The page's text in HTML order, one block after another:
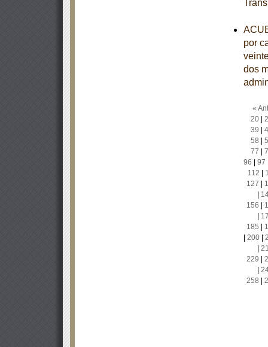
por
dos
«
20|
39
58
77
96
97
112
127
156
185
200|
229
258